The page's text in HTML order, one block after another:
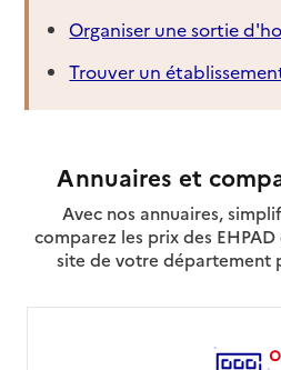
Organiser une sortie
Trouver un
Annuaires et
Avec nos annuaires,
comparez les prix des
site de votre département